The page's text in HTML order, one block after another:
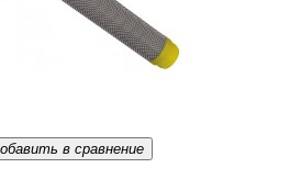
в сравнение